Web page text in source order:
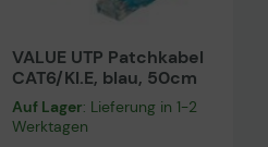
VALUE UTP Patchkabel
CAT6/Kl.E, blau, 50cm
Auf Lager: Lieferung in 1-2
Werktagen